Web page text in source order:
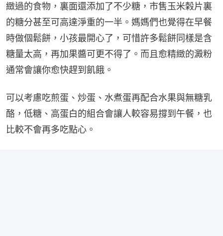
緻過的食物，裏面還添加了不少糖，市售玉米榖片裏
的糖分甚至可高達淨重的一半。媽媽們也覺得在早餐
時做個鬆餅，小孩最開心了，可惜許多鬆餅同樣是含
糖量太高，再加果醬可更不得了。而且愈精緻的澱粉
通常會讓你愈快趕到飢餓。
可以考慮吃煎蛋、炒蛋、水煮蛋再配合水果與無糖乳
酪，低糖、高蛋白的組合會讓人較容易撐到午餐，也
比較不會再多吃點心。